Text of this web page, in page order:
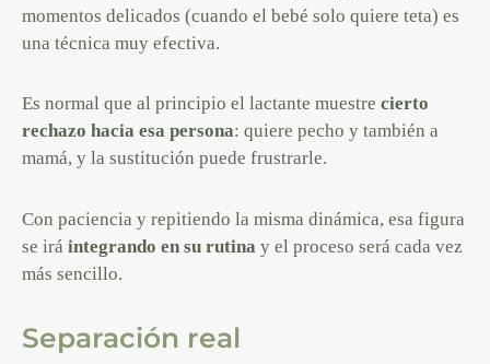
momentos delicados (cuando el bebé solo quiere teta) es
una técnica muy efectiva.
Es normal que al principio el lactante muestre cierto
rechazo hacia esa persona: quiere pecho y también a
mamá, y la sustitución puede frustrarle.
Con paciencia y repitiendo la misma dinámica, esa figura
se irá integrando en su rutina y el proceso será cada vez
más sencillo.
Separación real